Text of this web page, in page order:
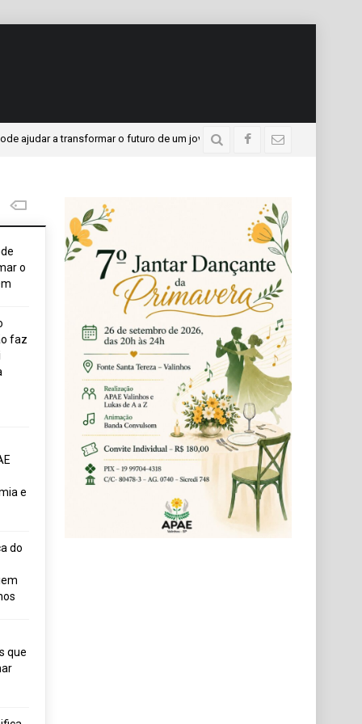
o futuro de um jovem 3 dias atrás APAE presente no
o
faz
e
do
que